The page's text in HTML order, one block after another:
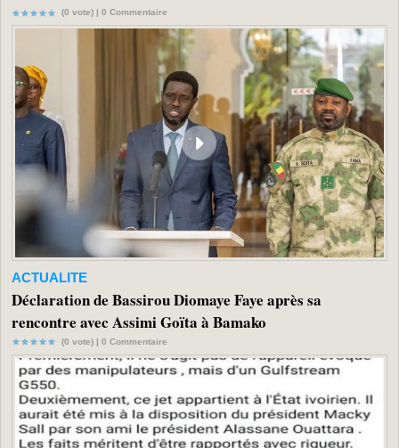
(0 vote) | 0 Commentaire
ACTUALITE
Déclaration de Bassirou Diomaye Faye après sa
rencontre avec Assimi Goïta à Bamako
(0 vote) | 0 Commentaire